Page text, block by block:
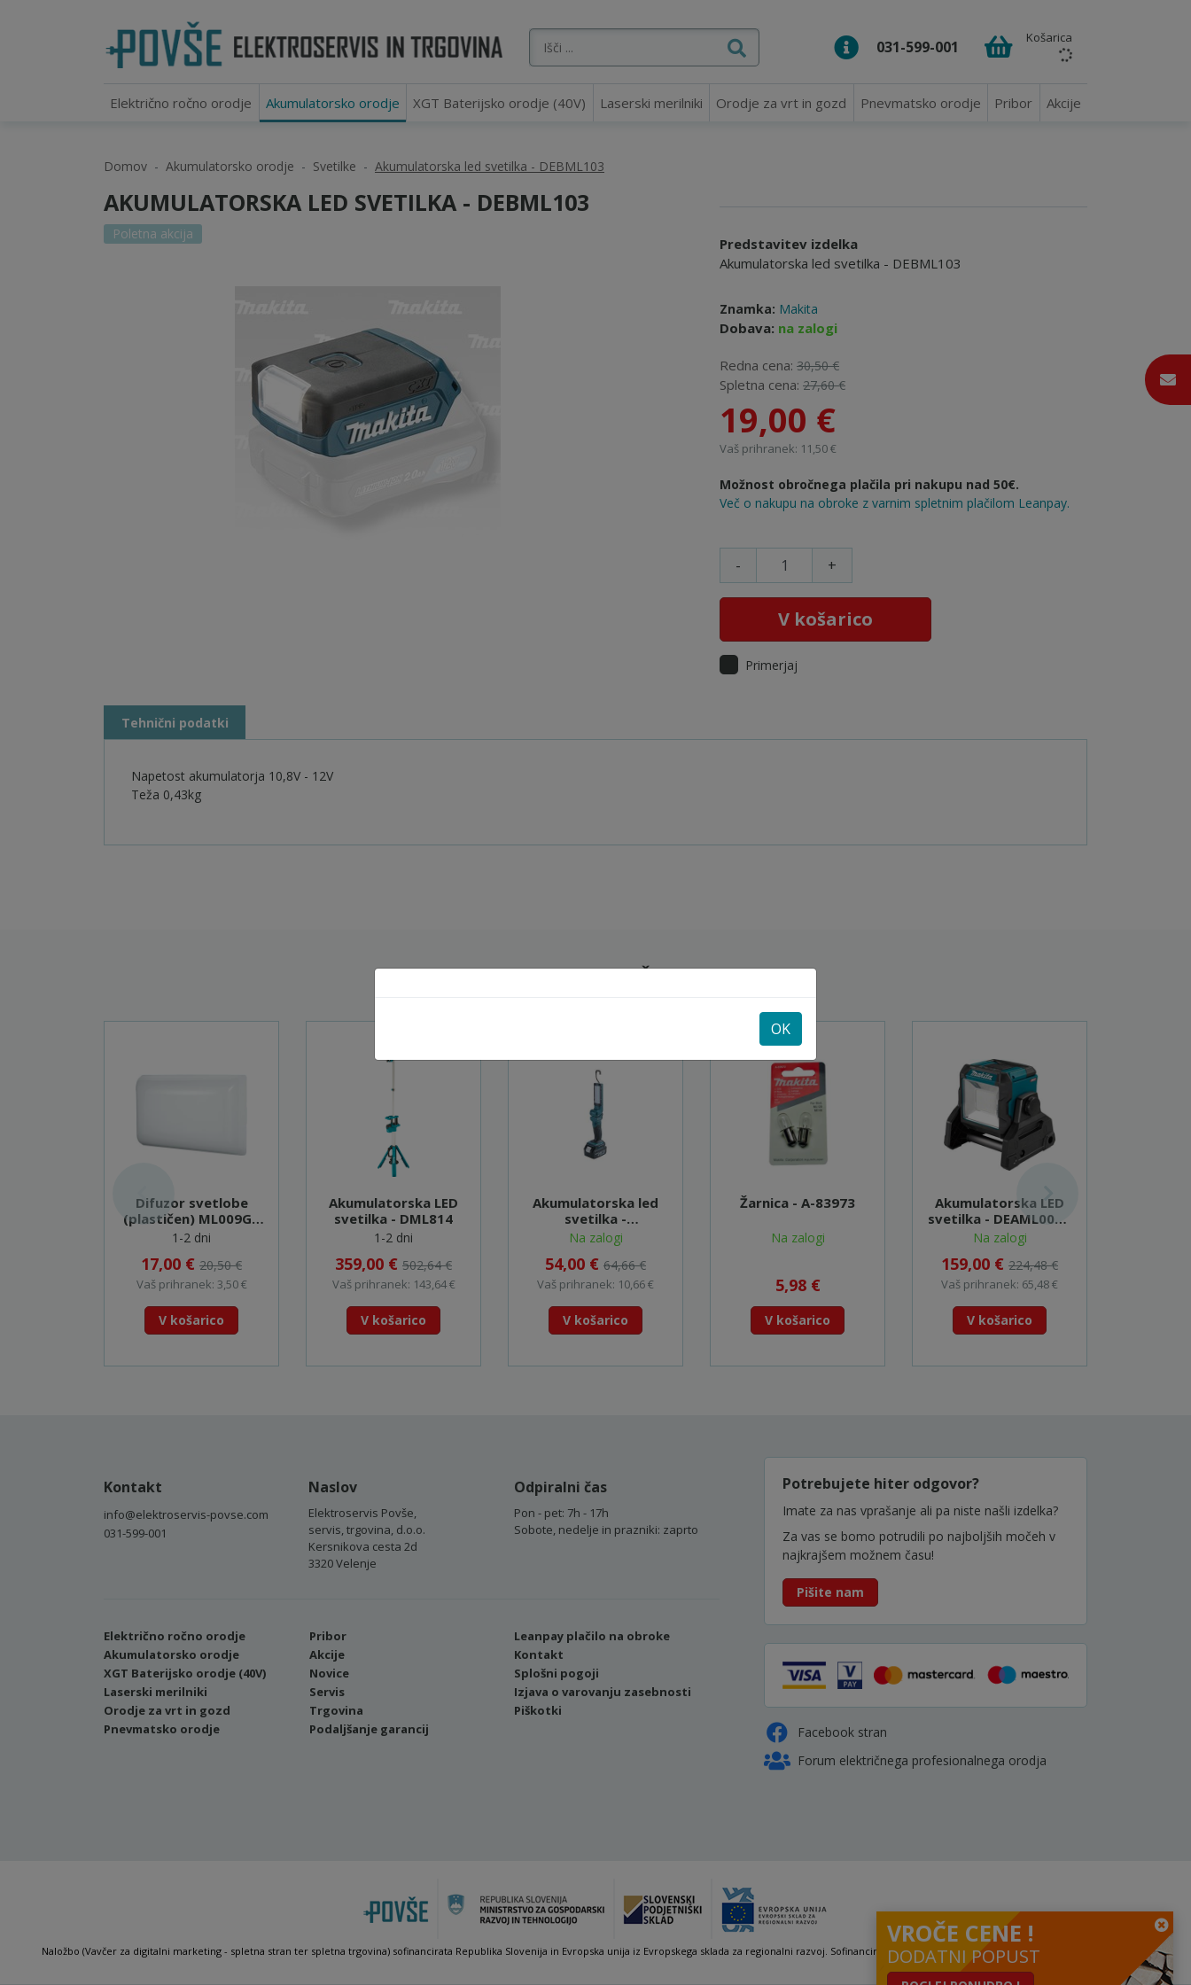
031-599-001 Košarica
Električno ročno orodje Akumulatorsko orodje XGT Baterijsko orodje (40V) Laserski merilniki Orodje za vrt in gozd Pnevmatsko orodje Pribor Akcije
Domov Akumulatorsko orodje Svetilke Akumulatorska led svetilka - DEBML103
AKUMULATORSKA LED SVETILKA - DEBML103
Poletna akcija
Predstavitev izdelka
Akumulatorska led svetilka - DEBML103
Znamka: Makita
Dobava: na zalogi
Redna cena: 30,50 €
Spletna cena: 27,60 €
19,00 €
Vaš prihranek: 11,50 €
Možnost obročnega plačila pri nakupu nad 50€.
Več o nakupu na obroke z varnim spletnim plačilom Leanpay.
- +
V košarico
Primerjaj
Tehnični podatki
Napetost akumulatorja 10,8V - 12V
Teža 0,43kg
POGLEJTE SI ŠE
Difuzor svetlobe
(plastičen) ML009G -
GM00002377
1-2 dni
17,00 € 20,50 €
Vaš prihranek: 3,50 €
V košarico
Akumulatorska LED
svetilka - DML814
1-2 dni
359,00 € 502,64 €
Vaš prihranek: 143,64 €
V košarico
Akumulatorska led
svetilka -
DEBDML801X
Na zalogi
54,00 € 64,66 €
Vaš prihranek: 10,66 €
V košarico
Žarnica - A-83973
Na zalogi
5,98 €
V košarico
Akumulatorska LED
svetilka - DEAML003G
(XGT)
Na zalogi
159,00 € 224,48 €
Vaš prihranek: 65,48 €
V košarico
Potrebujete hiter odgovor?
Imate za nas vprašanje ali pa niste našli izdelka?
Za vas se bomo potrudili po najboljših močeh v
najkrajšem možnem času!
Pišite nam
Facebook stran
Forum električnega profesionalnega orodja
Kontakt
info@elektroservis-povse.com
031-599-001
Naslov
Elektroservis Povše,
servis, trgovina, d.o.o.
Kersnikova cesta 2d
3320 Velenje
Odpiralni čas
Pon - pet: 7h - 17h
Sobote, nedelje in prazniki: zaprto
Električno ročno orodje
Akumulatorsko orodje
XGT Baterijsko orodje (40V)
Laserski merilniki
Orodje za vrt in gozd
Pnevmatsko orodje
Pribor
Akcije
Novice
Servis
Trgovina
Podaljšanje garancij
Leanpay plačilo na obroke
Kontakt
Splošni pogoji
Izjava o varovanju zasebnosti
Piškotki
Naložbo (Vavčer za digitalni marketing - spletna stran ter spletna trgovina) sofinancirata Republika Slovenija in Evropska unija iz Evropskega sklada za regionalni razvoj. Sofinanciranje se je pridobilo preko Vavčerja za digitalni marketing.
VROČE CENE !
DODATNI POPUST
OK